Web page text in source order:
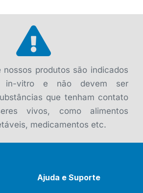
nossos produtos são indicados
in-vitro e não devem ser
que tenham contato
vivos, como alimentos
medicamentos etc.
Ajuda e Suporte